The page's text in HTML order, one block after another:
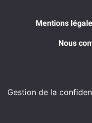
Mentions
Nous
Gestion de la